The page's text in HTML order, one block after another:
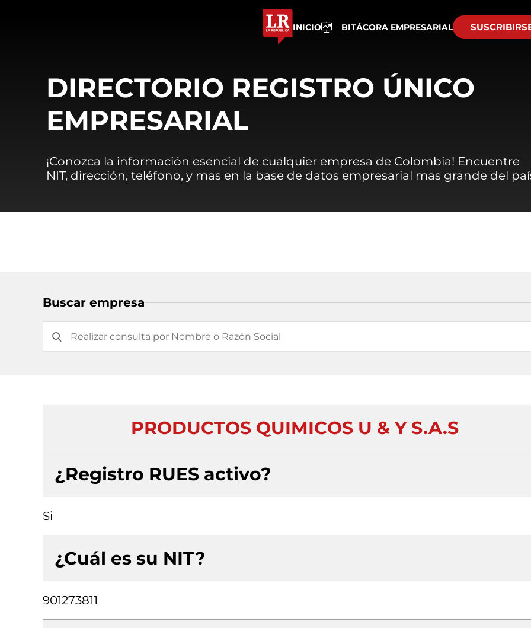
INICIO BITÁCORA EMPRESARIAL
DIRECTORIO REGISTRO ÚNICO
EMPRESARIAL
¡Conozca la información esencial de cualquier empresa de Colombia! Encuentre
NIT, dirección, teléfono, y mas en la base de datos empresarial mas grande del
Buscar empresa
PRODUCTOS QUIMICOS U & Y S.A.S
¿Registro RUES activo?
Si
¿Cuál es su NIT?
901273811